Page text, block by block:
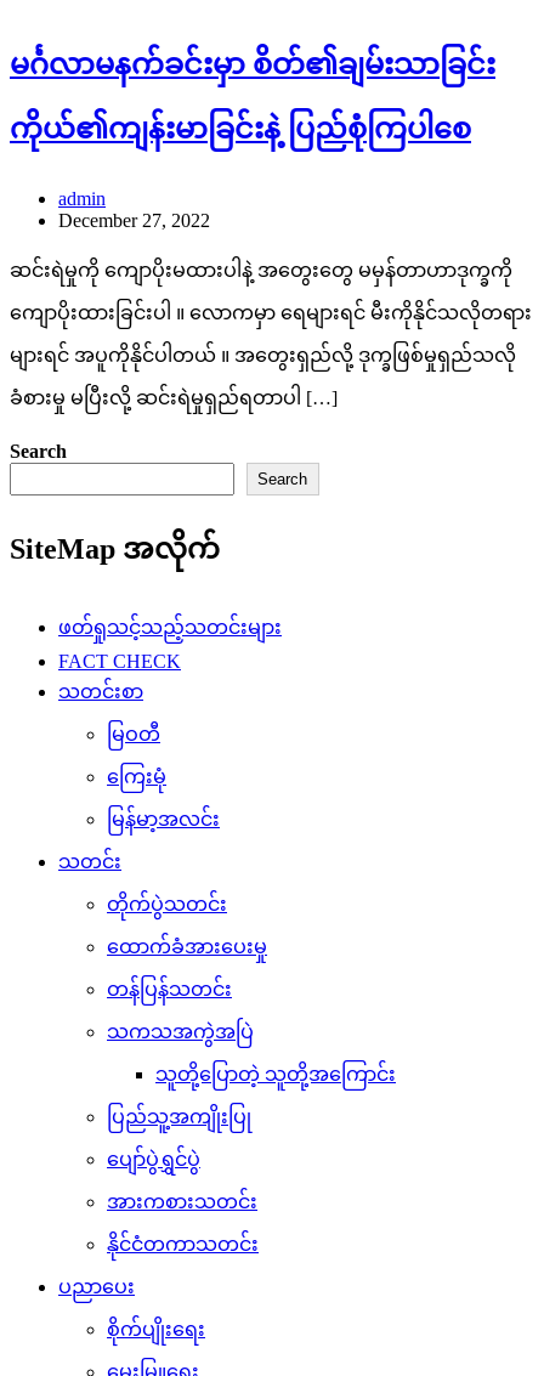
မင်္ဂလာမနက်ခင်းမှာ စိတ်၏ချမ်းသာခြင်း
ကိုယ်၏ကျန်းမာခြင်းနဲ့ ပြည်စုံကြပါစေ
admin
December 27, 2022
ဆင်းရဲမှုကို ကျောပိုးမထားပါနဲ့ အတွေးတွေ မမှန်တာဟာဒုက္ခကို
ကျောပိုးထားခြင်းပါ ။ လောကမှာ ရေများရင် မီးကိုနိုင်သလိုတရား
များရင် အပူကိုနိုင်ပါတယ် ။ အတွေးရှည်လို့ ဒုက္ခဖြစ်မှုရှည်သလို
ခံစားမှု မပြီးလို့ ဆင်းရဲမှုရှည်ရတာပါ […]
Search
Search
SiteMap အလိုက်
ဖတ်ရှုသင့်သည့်သတင်းများ
FACT CHECK
သတင်းစာ
မြဝတီ
ကြေးမုံ
မြန်မာ့အလင်း
သတင်း
တိုက်ပွဲသတင်း
ထောက်ခံအားပေးမှု
တန်ပြန်သတင်း
သကသအကွဲအပြဲ
သူတို့ပြောတဲ့ သူတို့အကြောင်း
ပြည်သူ့အကျိုးပြု
ပျော်ပွဲရွှင်ပွဲ
အားကစားသတင်း
နိုင်ငံတကာသတင်း
ပညာပေး
စိုက်ပျိုးရေး
မွေးမြူရေး